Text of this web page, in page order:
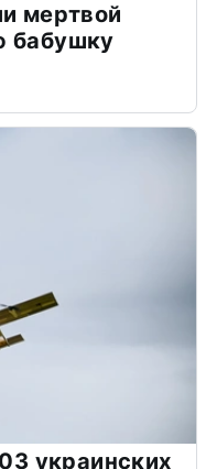
мертвой
бабушку
украинских